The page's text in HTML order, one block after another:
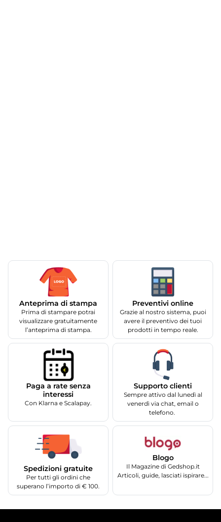
Anteprima di stampa
Prima di stampare potrai
visualizzare gratuitamente
l’anteprima di stampa.
Preventivi online
Grazie al nostro sistema, puoi
avere il preventivo dei tuoi
prodotti in tempo reale.
Paga a rate senza
interessi
Con Klarna e Scalapay.
Supporto clienti
Sempre attivo dal lunedì al
venerdì via chat, email o
telefono.
Spedizioni gratuite
Per tutti gli ordini che
superano l’importo di € 100.
Blogo
Il Magazine di Gedshop.it
Articoli, guide, lasciati ispirare...